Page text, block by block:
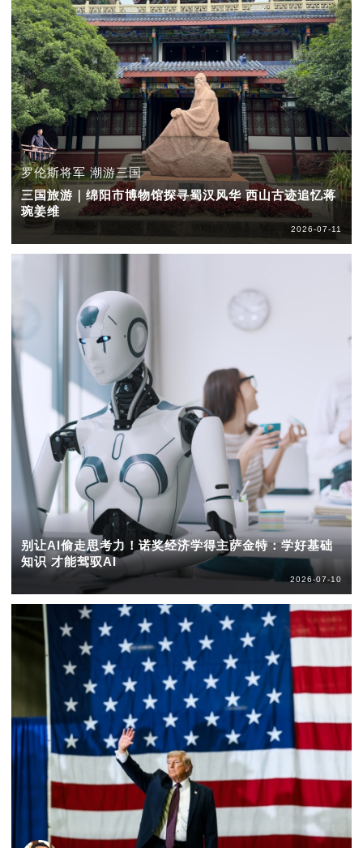
罗伦斯将军 潮游三国
三国旅游｜绵阳市博物馆探寻蜀汉风华 西山古迹追忆蒋
琬姜维
2026-07-11
别让AI偷走思考力！诺奖经济学得主萨金特：学好基础
知识 才能驾驭AI
2026-07-10